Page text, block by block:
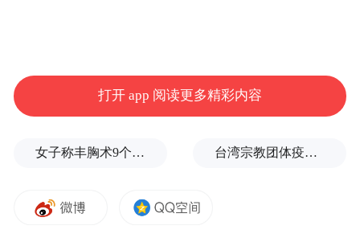
space services.”
打开 app 阅读更多精彩内容
女子称丰胸术9个月后确诊乳腺癌，医美机构：手术不可能引发癌症，建议走司法途径 台湾宗教团体疫情期间求购新冠疫苗被骗10亿，蒋万安：民进党的错